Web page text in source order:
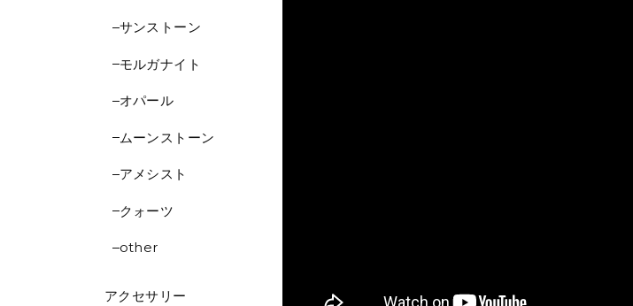
サンストーン
モルガナイト
オパール
ムーンストーン
アメシスト
クォーツ
other
アクセサリー